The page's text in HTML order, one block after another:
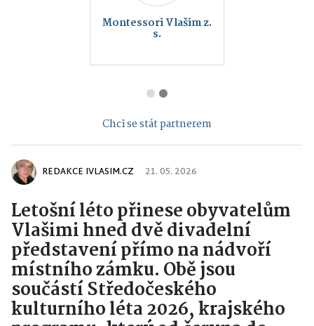
Montessori Vlašim z.
s.
Chci se stát partnerem
REDAKCE IVLASIM.CZ 21. 05. 2026
Letošní léto přinese obyvatelům
Vlašimi hned dvě divadelní
představení přímo na nádvoří
místního zámku. Obě jsou
součástí Středočeského
kulturního léta 2026, krajského